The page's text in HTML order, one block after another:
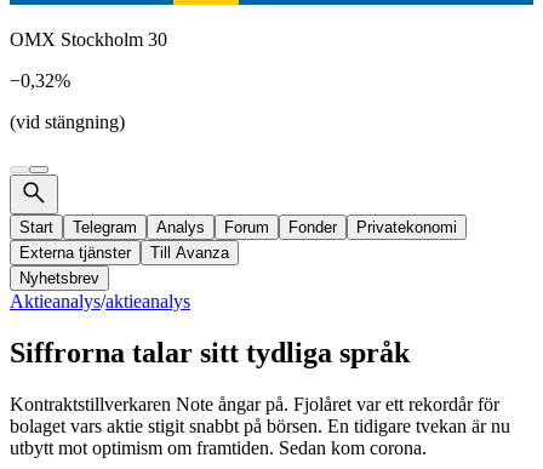
OMX Stockholm 30
−0,32%
(vid stängning)
Start Telegram Analys Forum Fonder
Privatekonomi
Externa tjänster
Till Avanza
Nyhetsbrev
Aktieanalys/aktieanalys
Siffrorna talar sitt tydliga språk
Kontraktstillverkaren Note ångar på. Fjolåret var ett rekordår för
bolaget vars aktie stigit snabbt på börsen. En tidigare tvekan är nu
utbytt mot optimism om framtiden. Sedan kom corona.